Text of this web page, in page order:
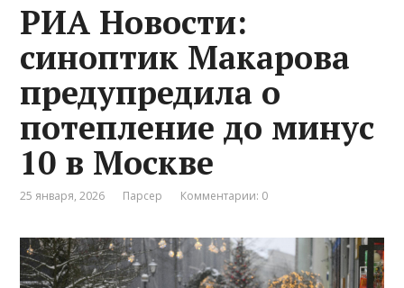
РИА Новости:
синоптик Макарова
предупредила о
потепление до минус
10 в Москве
25 января, 2026 Парсер Комментарии: 0